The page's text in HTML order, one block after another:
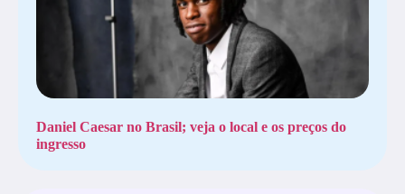
Daniel Caesar no Brasil; veja o local e os preços do
ingresso